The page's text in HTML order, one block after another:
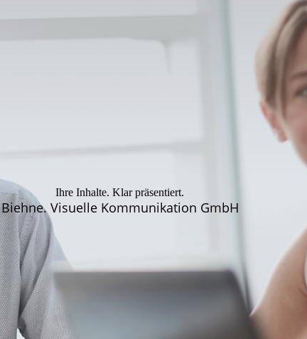
Ihre Inhalte. Klar präsentiert.
Biehne. Visuelle Kommunikation GmbH